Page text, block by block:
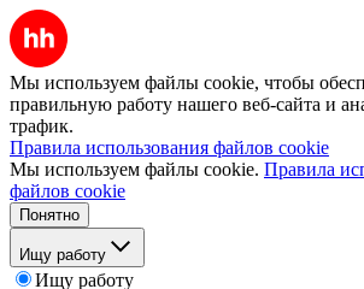
Мы используем файлы cookie, чтобы
правильную работу нашего веб-сайта и
трафик.
Правила использования файлов cookie
Мы используем файлы cookie. Правила
файлов cookie
Понятно
Ищу работу
Ищу работу